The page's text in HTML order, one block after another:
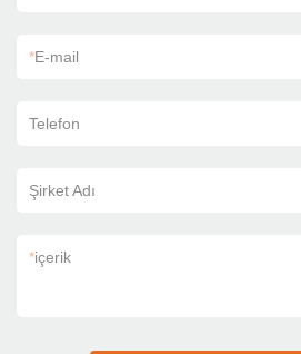
*E-mail
Telefon
Şirket Adı
*içerik